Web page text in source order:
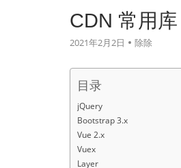
CDN 常用库
2021年2月2日 除除
目录
jQuery
Bootstrap 3.x
Vue 2.x
Vuex
Layer